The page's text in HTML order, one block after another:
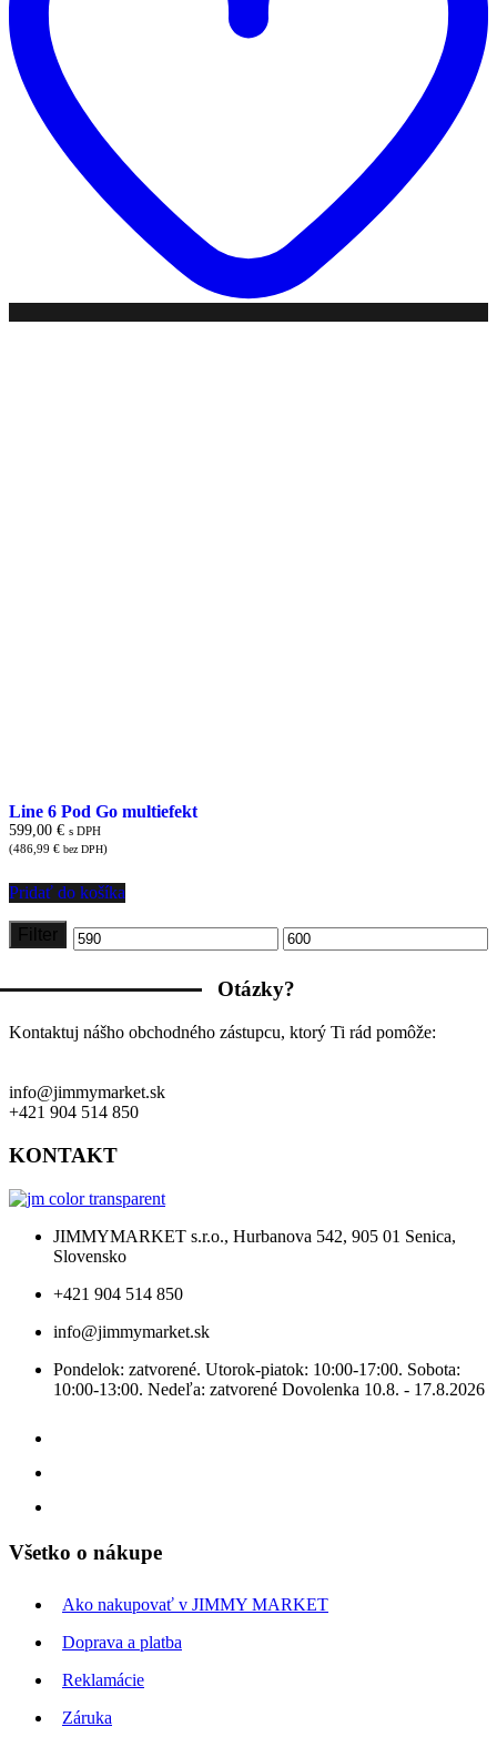
Line 6 Pod Go multiefekt
599,00 € s DPH
(486,99 € bez DPH)
Pridať do košíka
Minimálna Maximálna
Filter
Otázky?
Kontaktuj nášho obchodného zástupcu, ktorý Ti rád pomôže:
info@jimmymarket.sk
+421 904 514 850
KONTAKT
JIMMYMARKET s.r.o., Hurbanova 542, 905 01 Senica,
Slovensko
+421 904 514 850
info@jimmymarket.sk
Pondelok: zatvorené. Utorok-piatok: 10:00-17:00. Sobota:
10:00-13:00. Nedeľa: zatvorené Dovolenka 10.8. - 17.8.2026
Všetko o nákupe
Ako nakupovať v JIMMY MARKET
Doprava a platba
Reklamácie
Záruka